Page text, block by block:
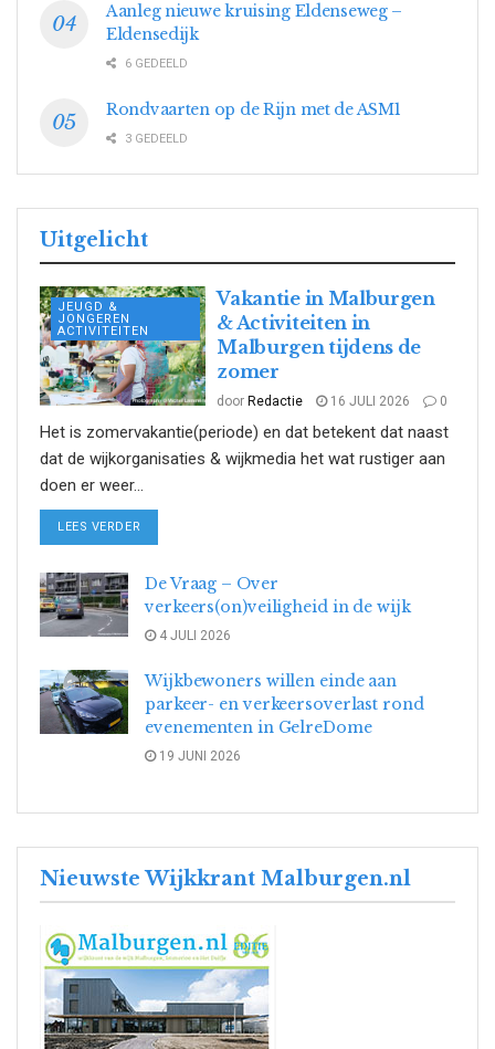
Aanleg nieuwe kruising Eldenseweg –
Eldensedijk
6 GEDEELD
Rondvaarten op de Rijn met de ASM1
3 GEDEELD
Uitgelicht
JEUGD &
JONGEREN
ACTIVITEITEN
Vakantie in Malburgen
& Activiteiten in
Malburgen tijdens de
zomer
door Redactie 16 JULI 2026 0
Het is zomervakantie(periode) en dat betekent dat naast
dat de wijkorganisaties & wijkmedia het wat rustiger aan
doen er weer...
LEES VERDER
De Vraag – Over
verkeers(on)veiligheid in de wijk
4 JULI 2026
Wijkbewoners willen einde aan
parkeer- en verkeersoverlast rond
evenementen in GelreDome
19 JUNI 2026
Nieuwste Wijkkrant Malburgen.nl